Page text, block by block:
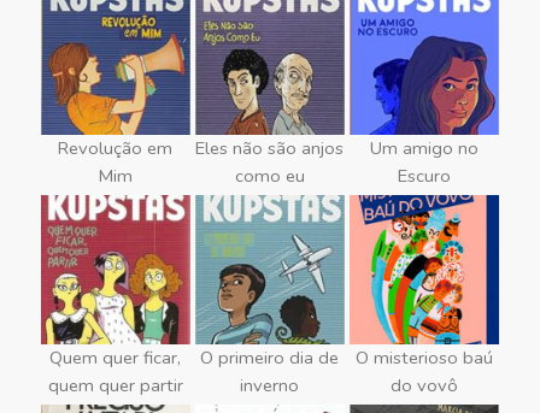
Revolução em
Mim
Eles não são anjos
como eu
Um amigo no
Escuro
Quem quer ficar,
quem quer partir
O primeiro dia de
inverno
O misterioso baú
do vovô